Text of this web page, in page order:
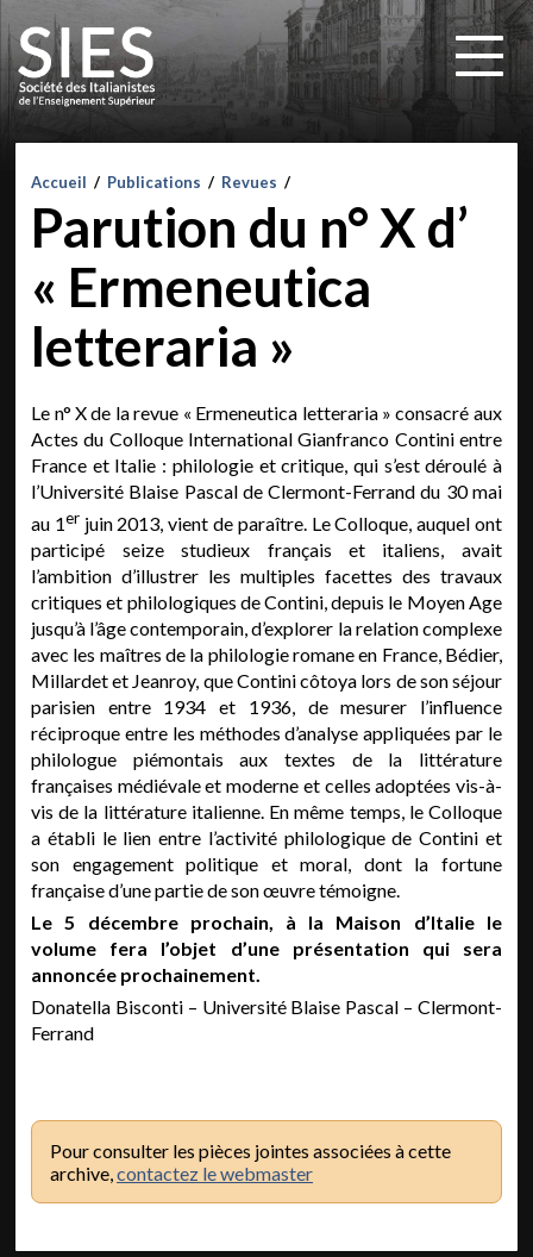
Accueil / Publications / Revues /
Parution du n° X d’
« Ermeneutica
letteraria »
Le n° X de la revue « Ermeneutica letteraria » consacré aux
Actes du Colloque International Gianfranco Contini entre
France et Italie : philologie et critique, qui s’est déroulé à
l’Université Blaise Pascal de Clermont-Ferrand du 30 mai
au 1erjuin 2013, vient de paraître. Le Colloque, auquel ont
participé seize studieux français et italiens, avait
l’ambition d’illustrer les multiples facettes des travaux
critiques et philologiques de Contini, depuis le Moyen Age
jusqu’à l’âge contemporain, d’explorer la relation complexe
avec les maîtres de la philologie romane en France, Bédier,
Millardet et Jeanroy, que Contini côtoya lors de son séjour
parisien entre 1934 et 1936, de mesurer l’influence
réciproque entre les méthodes d’analyse appliquées par le
philologue piémontais aux textes de la littérature
françaises médiévale et moderne et celles adoptées vis-à-
vis de la littérature italienne. En même temps, le Colloque
a établi le lien entre l’activité philologique de Contini et
son engagement politique et moral, dont la fortune
française d’une partie de son œuvre témoigne.
Le 5 décembre prochain, à la Maison d’Italie le
volume fera l’objet d’une présentation qui sera
annoncée prochainement.
Donatella Bisconti – Université Blaise Pascal – Clermont-
Ferrand
Pour consulter les pièces jointes associées à cette
archive,contactez le webmaster